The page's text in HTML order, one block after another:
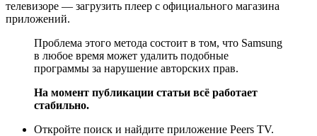
телевизоре — загрузить плеер с официального магазина
приложений.
Проблема этого метода состоит в том, что Samsung
в любое время может удалить подобные
программы за нарушение авторских прав.
На момент публикации статьи всё работает
стабильно.
Откройте поиск и найдите приложение Peers TV.